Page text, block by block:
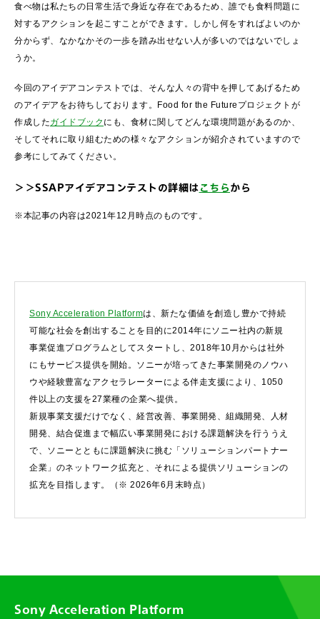
食べ物は私たちの日常生活で身近な存在であるため、誰でも食料問題に
対するアクションを起こすことができます。しかし何をすればよいのか
分からず、なかなかその一歩を踏み出せない人が多いのではないでしょ
うか。
今回のアイデアコンテストでは、そんな人々の背中を押してあげるため
のアイデアをお待ちしております。Food for the Futureプロジェクトが
作成したガイドブック にも、食材に関してどんな環境問題があるのか、
そしてそれに取り組むための様々なアクションが紹介されていますので
参考にしてみてください。
＞＞SSAPアイデアコンテストの詳細はこちらから
※本記事の内容は2021年12月時点のものです。
Sony Acceleration Platformは、新たな価値を創造し豊かで持続
可能な社会を創出することを目的に2014年にソニー社内の新規
事業促進プログラムとしてスタートし、2018年10月からは社外
にもサービス提供を開始。ソニーが培ってきた事業開発のノウハ
ウや経験豊富なアクセラレーターによる伴走支援により、1050
件以上の支援を27業種の企業へ提供。
新規事業支援だけでなく、経営改善、事業開発、組織開発、人材
開発、結合促進まで幅広い事業開発における課題解決を行ううえ
で、ソニーとともに課題解決に挑む「ソリューションパートナー
企業」のネットワーク拡充と、それによる提供ソリューションの
拡充を目指します。（※ 2026年6月末時点）
Sony Acceleration Platform